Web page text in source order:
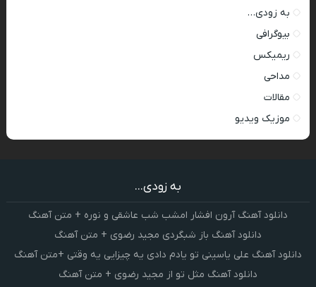
به زودی…
بیوگرافی
ریمیکس
مداحی
مقالات
موزیک ویدیو
به زودی...
دانلود آهنگ آرون افشار امشب شب عاشقی و نوره + متن آهنگ
دانلود آهنگ باز شبگردی مجید رضوی + متن آهنگ
دانلود آهنگ علی یاسینی تو یادم دادی یه چیزایی یه وقتی +متن آهنگ
دانلود آهنگ مثل تو از مجید رضوی + متن آهنگ